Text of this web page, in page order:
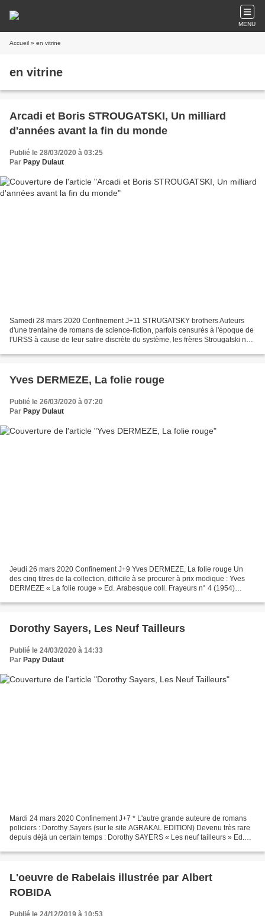
MENU
Accueil » en vitrine
en vitrine
Arcadi et Boris STROUGATSKI, Un milliard
d'années avant la fin du monde
Publié le 28/03/2020 à 03:25
Par Papy Dulaut
Samedi 28 mars 2020 Confinement J+11 STRUGATSKY brothers Auteurs
d'une trentaine de romans de science-fiction, parfois censurés à l'époque de
l'URSS à cause de leur satire discrète du système, les frères Strougatski ne
Yves DERMEZE, La folie rouge
Publié le 26/03/2020 à 07:20
Par Papy Dulaut
Jeudi 26 mars 2020 Confinement J+9 Yves DERMEZE, La folie rouge Un
des cinq titres de la collection, difficile à se procurer à prix modique : Yves
DERMEZE « La folie rouge » Ed. Arabesque coll. Frayeurs n° 4 (1954)
Dorothy Sayers, Les Neuf Tailleurs
Publié le 24/03/2020 à 14:33
Par Papy Dulaut
Mardi 24 mars 2020 Confinement J+7 * L'autre grande auteure de romans
policiers : Dorothy Sayers (sur le site AGRAKAL EDITION) Devenu très rare
depuis déjà un certain temps : Dorothy SAYERS « Les neuf tailleurs » Ed.
L'oeuvre de Rabelais illustrée par Albert
ROBIDA
Publié le 24/12/2019 à 10:53